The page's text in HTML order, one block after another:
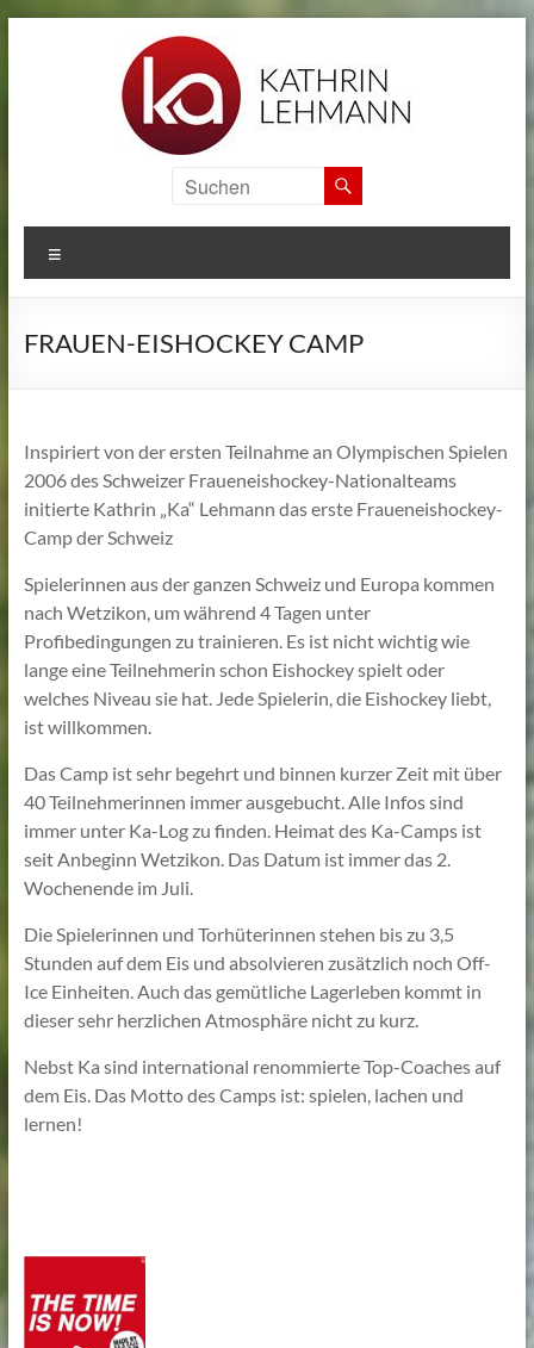
SPORTS
CAMPS
zu
Camps
von
Kathrin
Lehmann
FRAUEN-EISHOCKEY CAMP
Inspiriert von der ersten Teilnahme an Olympischen Spielen
2006 des Schweizer Fraueneishockey-Nationalteams
initierte Kathrin „Ka“ Lehmann das erste Fraueneishockey-
Camp der Schweiz
Spielerinnen aus der ganzen Schweiz und Europa kommen
nach Wetzikon, um während 4 Tagen unter
Profibedingungen zu trainieren. Es ist nicht wichtig wie
lange eine Teilnehmerin schon Eishockey spielt oder
welches Niveau sie hat. Jede Spielerin, die Eishockey liebt,
ist willkommen.
Das Camp ist sehr begehrt und binnen kurzer Zeit mit über
40 Teilnehmerinnen immer ausgebucht. Alle Infos sind
immer unter Ka-Log zu finden. Heimat des Ka-Camps ist
seit Anbeginn Wetzikon. Das Datum ist immer das 2.
Wochenende im Juli.
Die Spielerinnen und Torhüterinnen stehen bis zu 3,5
Stunden auf dem Eis und absolvieren zusätzlich noch Off-
Ice Einheiten. Auch das gemütliche Lagerleben kommt in
dieser sehr herzlichen Atmosphäre nicht zu kurz.
Nebst Ka sind international renommierte Top-Coaches auf
dem Eis. Das Motto des Camps ist: spielen, lachen und
lernen!